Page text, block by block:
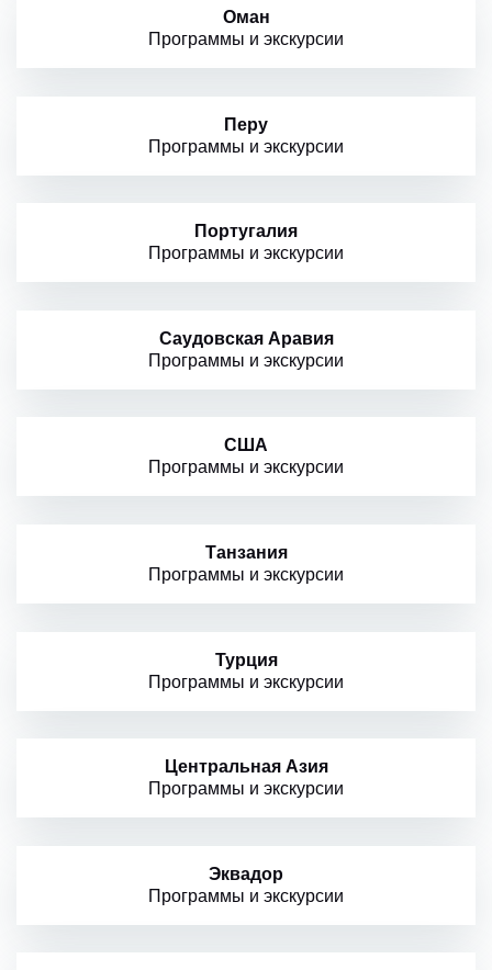
Оман
Программы и экскурсии
Перу
Программы и экскурсии
Португалия
Программы и экскурсии
Саудовская Аравия
Программы и экскурсии
США
Программы и экскурсии
Танзания
Программы и экскурсии
Турция
Программы и экскурсии
Центральная Азия
Программы и экскурсии
Эквадор
Программы и экскурсии